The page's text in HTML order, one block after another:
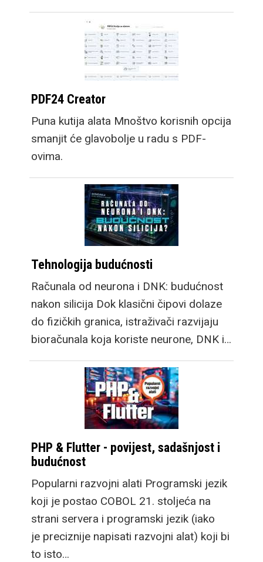
PDF24 Creator
Puna kutija alata Mnoštvo korisnih opcija
smanjit će glavobolje u radu s PDF-
ovima.
Tehnologija budućnosti
Računala od neurona i DNK: budućnost
nakon silicija Dok klasični čipovi dolaze
do fizičkih granica, istraživači razvijaju
bioračunala koja koriste neurone, DNK i…
PHP & Flutter - povijest, sadašnjost i
budućnost
Popularni razvojni alati Programski jezik
koji je postao COBOL 21. stoljeća na
strani servera i programski jezik (iako
je preciznije napisati razvojni alat) koji bi
to isto…